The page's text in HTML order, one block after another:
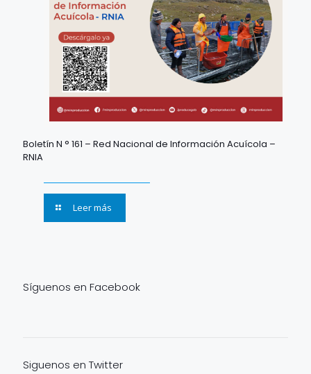
Boletín N ° 161 – Red Nacional de Información Acuícola –
RNIA
Leer más
Síguenos en Facebook
Siguenos en Twitter